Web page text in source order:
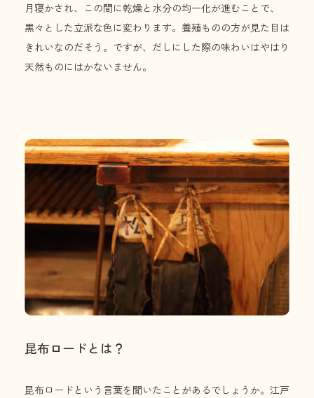
月寝かされ、この間に乾燥と水分の均一化が進むことで、
黒々とした立派な色に変わります。養殖ものの方が見た目は
きれいなのだそう。ですが、だしにした際の味わいはやはり
天然ものにはかないません。
昆布ロードとは？
昆布ロードという言葉を聞いたことがあるでしょうか。江戸